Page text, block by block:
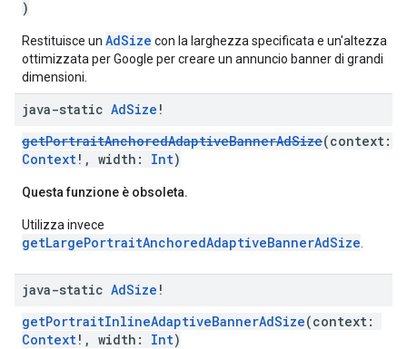
)
Restituisce un AdSize con la larghezza specificata e un'altezza
ottimizzata per Google per creare un annuncio banner di grandi
dimensioni.
java-static AdSize !
getPortraitAnchoredAdaptiveBannerAdSize(context:
Context!, width: Int)
Questa funzione è obsoleta.
Utilizza invece
getLargePortraitAnchoredAdaptiveBannerAdSize
java-static AdSize !
getPortraitInlineAdaptiveBannerAdSize(context:
Context!, width: Int)